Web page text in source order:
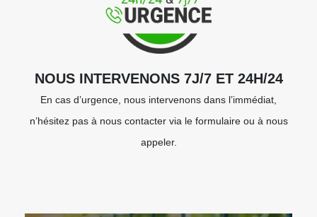
NOUS INTERVENONS 7J/7 ET 24H/24
En cas d’urgence, nous intervenons dans l’immédiat,
n’hésitez pas à nous contacter via le formulaire ou à nous
appeler.